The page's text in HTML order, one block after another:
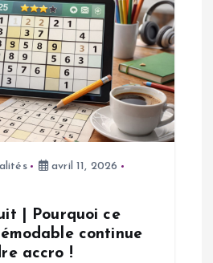
avril 11, 2026
| Pourquoi ce
continue
accro !